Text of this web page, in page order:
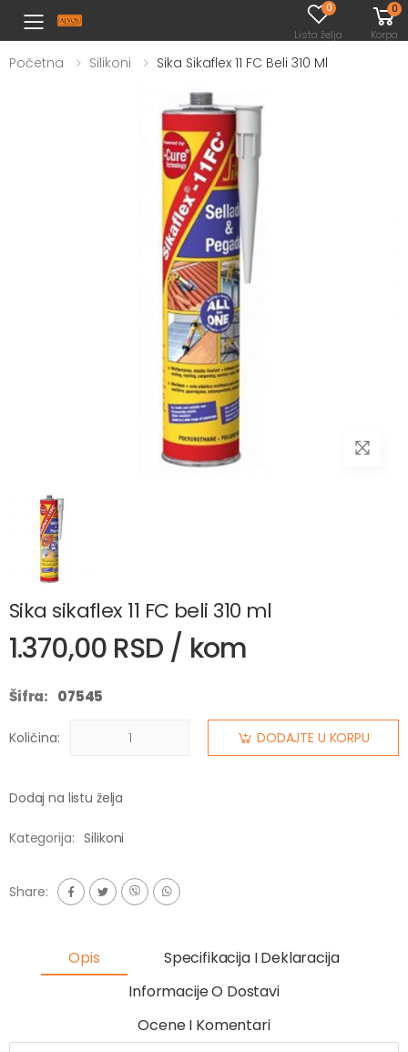
Toggle mobile menu
0
Lista želja
0
Korpa
Početna Silikoni Sika Sikaflex 11 FC Beli 310 Ml
Sika sikaflex 11 FC beli 310 ml
1.370,00 RSD / kom
Šifra: 07545
Količina: DODAJTE U KORPU
Dodaj na listu želja
Kategorija: Silikoni
Share:
Opis
Specifikacija I Deklaracija
Informacije O Dostavi
Ocene I Komentari